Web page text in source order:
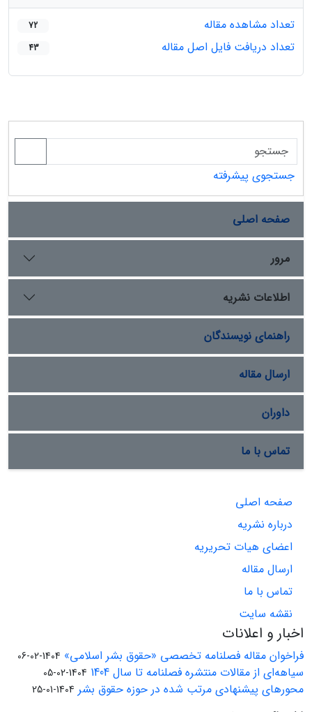
تعداد مشاهده مقاله
72
تعداد دریافت فایل اصل مقاله 43
جستجوی پیشرفته
صفحه اصلی
مرور
اطلاعات نشریه
راهنمای نویسندگان
ارسال مقاله
داوران
تماس با ما
صفحه اصلی
درباره نشریه
اعضای هیات تحریریه
ارسال مقاله
تماس با ما
نقشه سایت
اخبار و اعلانات
فراخوان مقاله فصلنامه تخصصی «حقوق بشر اسلامی» 1404-02-06
سیاهه‌ای از مقالات منتشره فصلنامه تا سال 1404 1404-02-05
محورهای پیشنهادی مرتب شده در حوزه حقوق بشر 1404-01-25